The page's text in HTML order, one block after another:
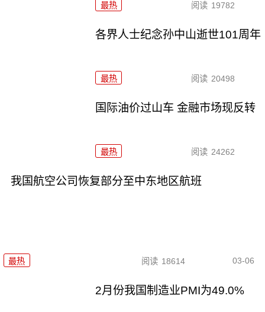
最热 阅读 19782
各界人士纪念孙中山逝世101周年
最热 阅读 20498
国际油价过山车 金融市场现反转
最热 阅读 24262
我国航空公司恢复部分至中东地区航班
最热 阅读 18614 03-06
2月份我国制造业PMI为49.0%